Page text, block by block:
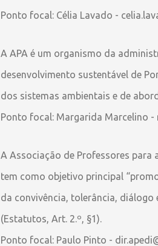
Ponto focal: Célia Lavado -
A APA é um organismo da
desenvolvimento sustentável de
dos sistemas ambientais e de
Ponto focal: Margarida Marcelino
A Associação de Professores para
tem como objetivo principal
da convivência, tolerância, diálogo
(Estatutos, Art. 2.º, §1).
Ponto focal: Paulo Pinto -